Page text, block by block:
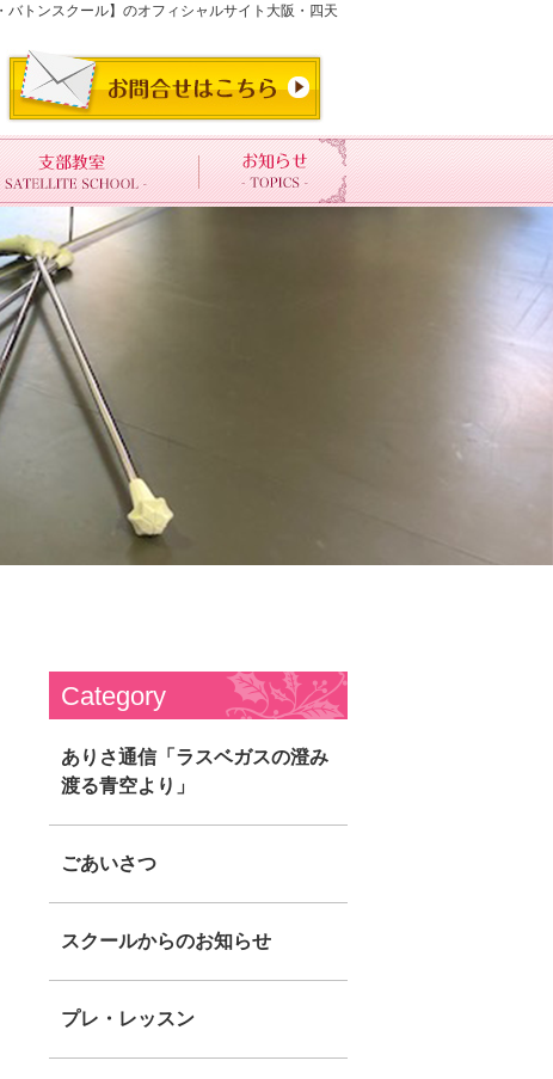
トンスクール】のオフィシャルサイト大阪・四天
Category
ありさ通信「ラスベガスの澄み
渡る青空より」
ごあいさつ
スクールからのお知らせ
プレ・レッスン